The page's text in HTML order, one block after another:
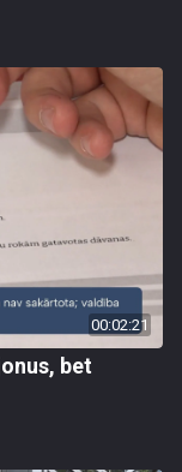
00:02:21
bet